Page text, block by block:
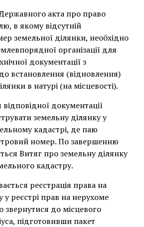
акта про право
в якому відсутній
земельної ділянки, необхідно
організації для
документації з
встановлення (відновлення)
в натурі (на місцевості).
документації
земельну ділянку у
кадастрі, де паю
номер. По завершенню
Витяг про земельну ділянку
кадастру.
реєстрація права на
у реєстрі прав на нерухоме
звернутися до місцевого
підготовивши пакет